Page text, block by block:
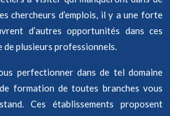
chercheurs d’emplois, il y a une forte
d’autres opportunités dans ces
de plusieurs professionnels.
perfectionner dans de tel domaine
formation de toutes branches vous
Ces établissements proposent